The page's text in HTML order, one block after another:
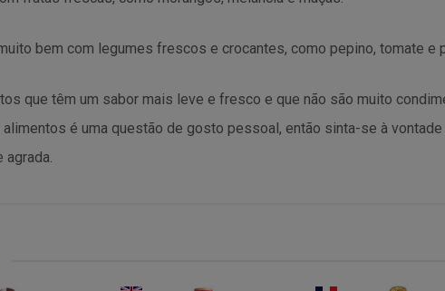
bem com legumes frescos e crocantes, como pepino, tomate e
que têm um sabor mais leve e fresco e que não são muito
é uma questão de gosto pessoal, então sinta-se à